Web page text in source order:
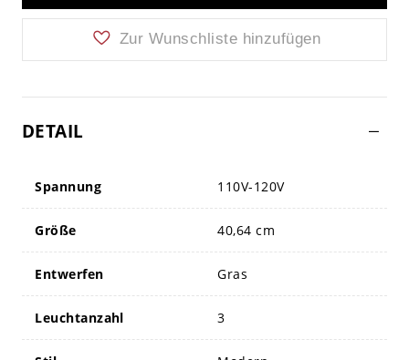
Zur Wunschliste hinzufügen
DETAIL
Spannung 110V-120V
Größe 40,64 cm
Entwerfen Gras
Leuchtanzahl 3